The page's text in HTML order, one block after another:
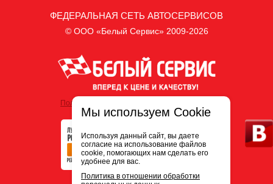
ФЕДЕРАЛЬНАЯ СЕТЬ АВТОСЕРВИСОВ
© ООО «Белый Сервис» 2009-2026
Политика обработки персональных данных
Мы используем Cookie
Используя данный сайт, вы даете
согласие на использование файлов
cookie, помогающих нам сделать его
удобнее для вас.
Политика в отношении обработки